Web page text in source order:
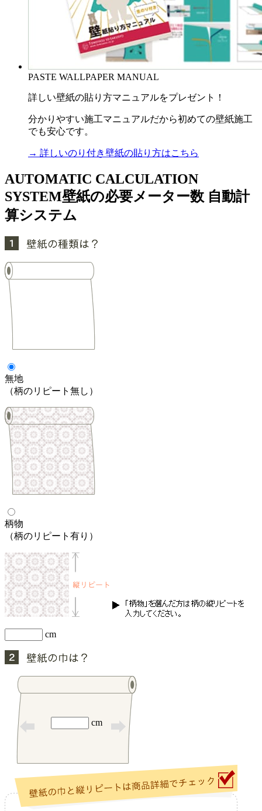
PASTE WALLPAPER MANUAL
詳しい壁紙の貼り方マニュアルをプレゼント！
分かりやすい施工マニュアルだから初めての壁紙施工
でも安心です。
→ 詳しいのり付き壁紙の貼り方はこちら
AUTOMATIC CALCULATION
SYSTEM壁紙の必要メーター数 自動計
算システム
無地
（柄のリピート無し）
柄物
（柄のリピート有り）
cm
cm